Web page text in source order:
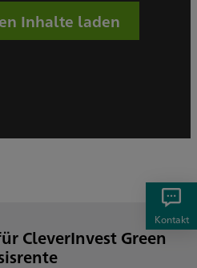
Kontakt
Inhalte laden
CleverInvest Green